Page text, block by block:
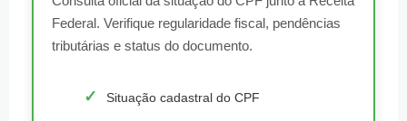
Federal. Verifique regularidade fiscal, pendências
tributárias e status do documento.
Situação cadastral do CPF